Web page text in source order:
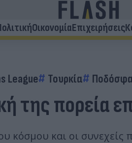
ΟικονομίαΕπιχειρήσεις
League Τουρκία
της πορεία
κόσμου και οι